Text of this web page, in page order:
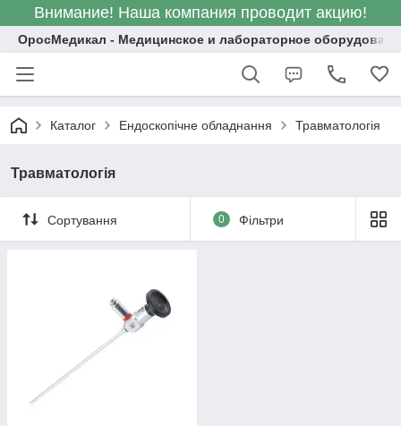
Внимание! Наша компания проводит акцию!
ОросМедикал - Медицинское и лабораторное
Каталог Ендоскопічне обладнання Травматологія
Травматологія
Сортування 0 Фільтри